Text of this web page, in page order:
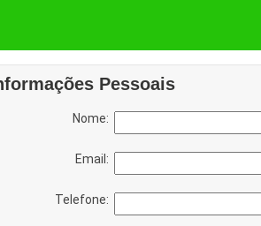
Pessoais
Nome:
Email:
Telefone: